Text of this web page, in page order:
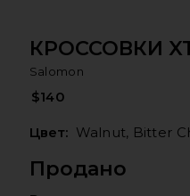
КРОССОВКИ
Salomon
$140
Цвет: Walnut, Bitter
Продано